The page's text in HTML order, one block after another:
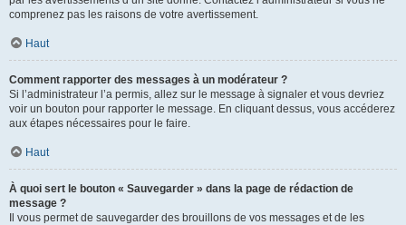
comprenez pas les raisons de votre avertissement.
Haut
Comment rapporter des messages à un modérateur ?
Si l’administrateur l’a permis, allez sur le message à signaler et vous devriez
voir un bouton pour rapporter le message. En cliquant dessus, vous accéderez
aux étapes nécessaires pour le faire.
Haut
À quoi sert le bouton « Sauvegarder » dans la page de rédaction de
message ?
Il vous permet de sauvegarder des brouillons de vos messages et de les